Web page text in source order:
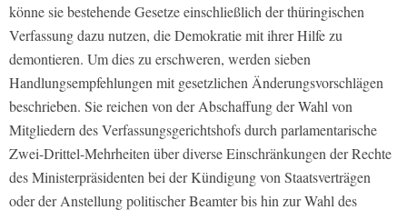
könne sie bestehende Gesetze einschließlich der thüringischen
Verfassung dazu nutzen, die Demokratie mit ihrer Hilfe zu
demontieren. Um dies zu erschweren, werden sieben
Handlungsempfehlungen mit gesetzlichen Änderungsvorschlägen
beschrieben. Sie reichen von der Abschaffung der Wahl von
Mitgliedern des Verfassungsgerichtshofs durch parlamentarische
Zwei-Drittel-Mehrheiten über diverse Einschränkungen der Rechte
des Ministerpräsidenten bei der Kündigung von Staatsverträgen
oder der Anstellung politischer Beamter bis hin zur Wahl des